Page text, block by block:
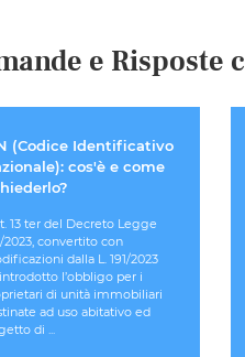
e Risposte
(Codice Identificativo
cos'è e come
13 ter del Decreto Legge
2023, convertito con
dalla L. 191/2023
l’obbligo per i
di unità immobiliari
ad uso abitativo ed
di ...